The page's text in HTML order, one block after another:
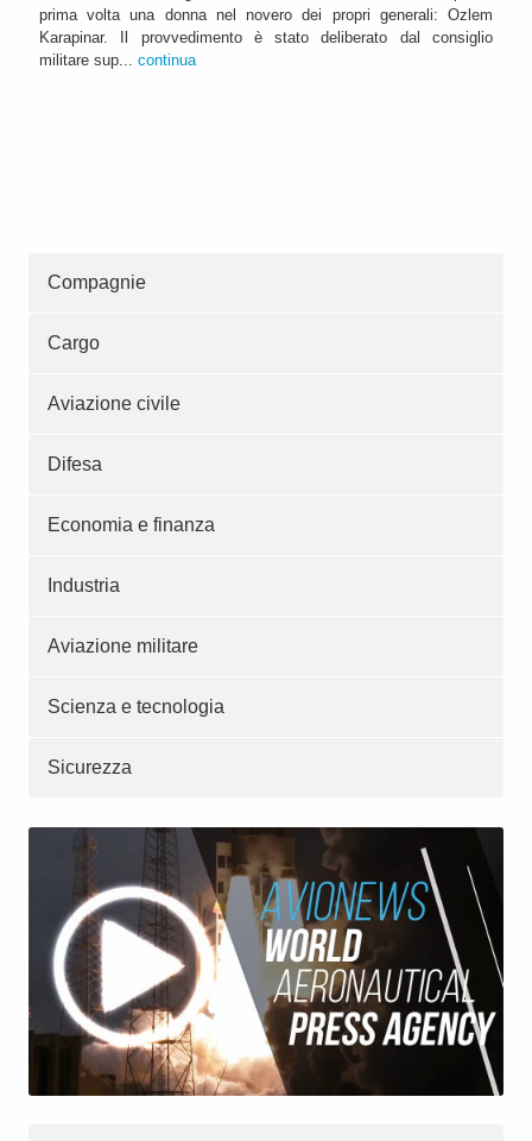
prima volta una donna nel novero dei propri generali: Ozlem
Karapinar. Il provvedimento è stato deliberato dal consiglio
militare sup... continua
Compagnie
Cargo
Aviazione civile
Difesa
Economia e finanza
Industria
Aviazione militare
Scienza e tecnologia
Sicurezza